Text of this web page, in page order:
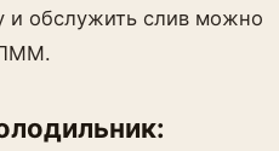
и обслужить слив можно